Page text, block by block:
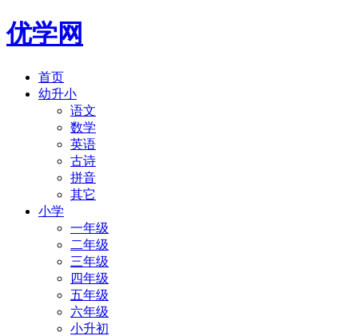
优学网
首页
幼升小
语文
数学
英语
古诗
拼音
其它
小学
一年级
二年级
三年级
四年级
五年级
六年级
小升初